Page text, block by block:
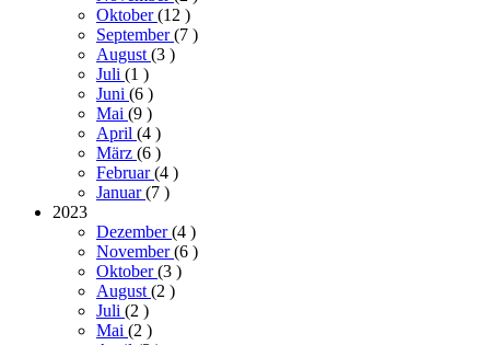
Oktober(12 )
September(7 )
August(3 )
Juli (1 )
Juni (6 )
Mai (9 )
April (4 )
März (6 )
Februar(4 )
Januar(7 )
2023
Dezember(4 )
November(6 )
Oktober(3 )
August(2 )
Juli (2 )
Mai (2 )